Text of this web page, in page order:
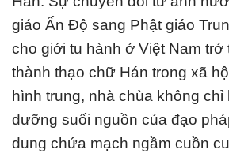
giáo Ấn Độ sang Phật giáo
cho giới tu hành ở Việt Nam
thành thạo chữ Hán trong xã
hình trung, nhà chùa không chỉ
dưỡng suối nguồn của đạo
dung chứa mạch ngầm cuồn